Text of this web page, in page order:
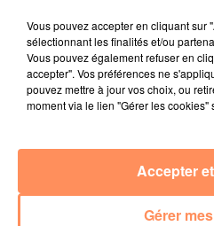
Vous pouvez accepter en cliquant sur
sélectionnant les finalités et/ou
Vous pouvez également refuser en
accepter". Vos préférences ne
pouvez mettre à jour vos choix, ou
moment via le lien "Gérer les
Gérer
Accepter